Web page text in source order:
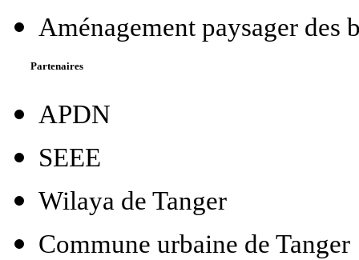
Aménagement paysager des
Partenaires
APDN
SEEE
Wilaya de Tanger
Commune urbaine de Tanger